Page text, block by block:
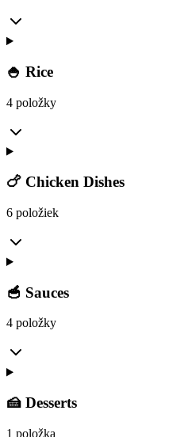
🍚 Rice
4 položky
🍗 Chicken Dishes
6 položiek
🥣 Sauces
4 položky
🍰 Desserts
1 položka